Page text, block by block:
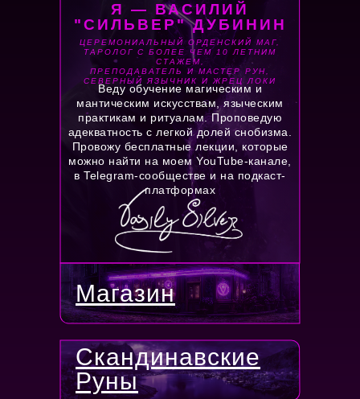
Я — ВАСИЛИЙ
"СИЛЬВЕР" ДУБИНИН
ЦЕРЕМОНИАЛЬНЫЙ ОРДЕНСКИЙ МАГ,
ТАРОЛОГ С БОЛЕЕ ЧЕМ 10 ЛЕТНИМ
СТАЖЕМ,
ПРЕПОДАВАТЕЛЬ И МАСТЕР РУН,
СЕВЕРНЫЙ ЯЗЫЧНИК И ЖРЕЦ ЛОКИ
Веду обучение магическим и
мантическим искусствам, языческим
практикам и ритуалам. Проповедую
адекватность с легкой долей снобизма.
Провожу бесплатные лекции, которые
можно найти на моем YouTube-канале,
в Telegram-сообществе и на подкаст-
платформах
Скандинавские
Руны
Магазин